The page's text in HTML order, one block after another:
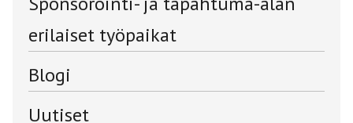
erilaiset työpaikat
Blogi
Uutiset